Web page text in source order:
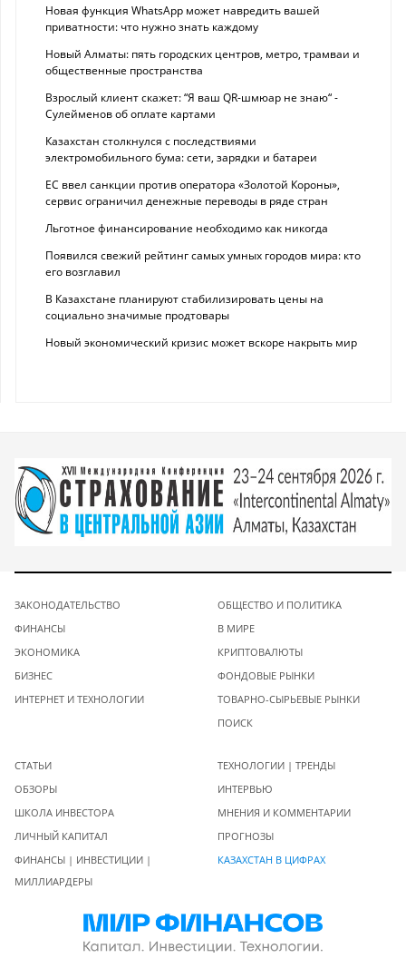
Новая функция WhatsApp может навредить вашей
приватности: что нужно знать каждому
Новый Алматы: пять городских центров, метро, трамваи и
общественные пространства
Взрослый клиент скажет: “Я ваш QR-шмюар не знаю“ -
Сулейменов об оплате картами
Казахстан столкнулся с последствиями
электромобильного бума: сети, зарядки и батареи
ЕС ввел санкции против оператора «Золотой Короны»,
сервис ограничил денежные переводы в ряде стран
Льготное финансирование необходимо как никогда
Появился свежий рейтинг самых умных городов мира: кто
его возглавил
В Казахстане планируют стабилизировать цены на
социально значимые продтовары
Новый экономический кризис может вскоре накрыть мир
ЗАКОНОДАТЕЛЬСТВО
ФИНАНСЫ
ЭКОНОМИКА
БИЗНЕС
ИНТЕРНЕТ И ТЕХНОЛОГИИ
ОБЩЕСТВО И ПОЛИТИКА
В МИРЕ
КРИПТОВАЛЮТЫ
ФОНДОВЫЕ РЫНКИ
ТОВАРНО-СЫРЬЕВЫЕ РЫНКИ
ПОИСК
СТАТЬИ
ОБЗОРЫ
ШКОЛА ИНВЕСТОРА
ЛИЧНЫЙ КАПИТАЛ
ФИНАНСЫ | ИНВЕСТИЦИИ |
МИЛЛИАРДЕРЫ
ТЕХНОЛОГИИ | ТРЕНДЫ
ИНТЕРВЬЮ
МНЕНИЯ И КОММЕНТАРИИ
ПРОГНОЗЫ
КАЗАХСТАН В ЦИФРАХ